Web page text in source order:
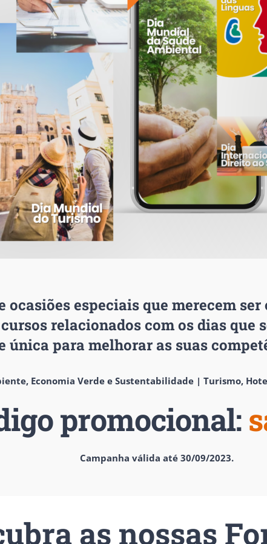
ocasiões especiais que merecem
relacionados com os dias que
única para melhorar as suas
Economia Verde e Sustentabilidade | Turismo,
promocional:
Campanha válida até 30/09/2023.
as nossas